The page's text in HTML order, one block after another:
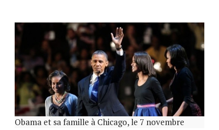
Obama et sa famille à Chicago, le 7 novembre